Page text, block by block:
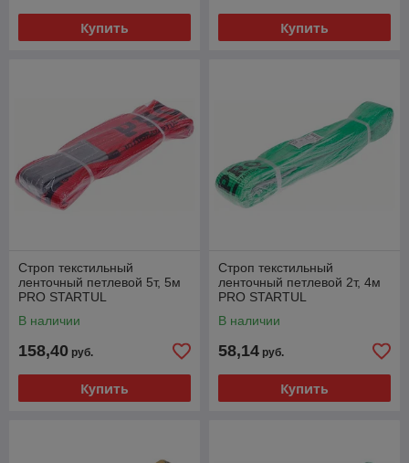
Купить Купить
Строп текстильный
ленточный петлевой 5т, 5м
PRO STARTUL
В наличии
158,40 руб.
Купить
Строп текстильный
ленточный петлевой 2т, 4м
PRO STARTUL
В наличии
58,14 руб.
Купить